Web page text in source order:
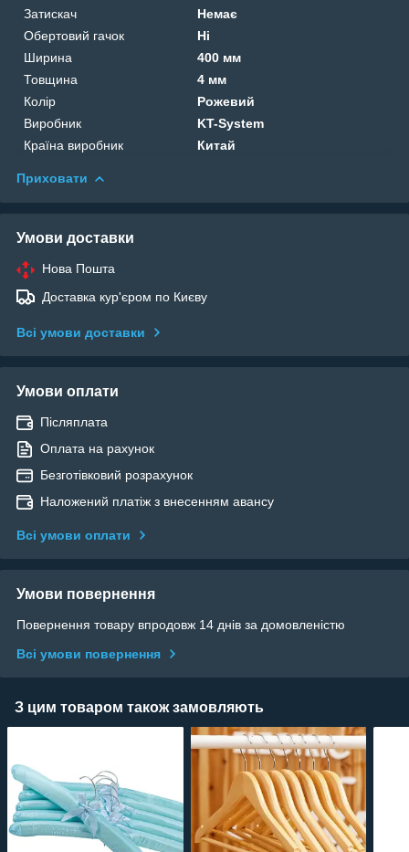
Затискач
Немає
Обертовий гачок
Ні
Ширина
400 мм
Товщина
4 мм
Колір
Рожевий
Виробник
KT-System
Країна виробник
Китай
Приховати
Умови доставки
Нова Пошта
Доставка кур'єром по Києву
Всі умови доставки
Умови оплати
Післяплата
Оплата на рахунок
Безготівковий розрахунок
Наложений платіж з внесенням авансу
Всі умови оплати
Умови повернення
Повернення товару впродовж 14 днів за домовленістю
Всі умови повернення
З цим товаром також замовляють